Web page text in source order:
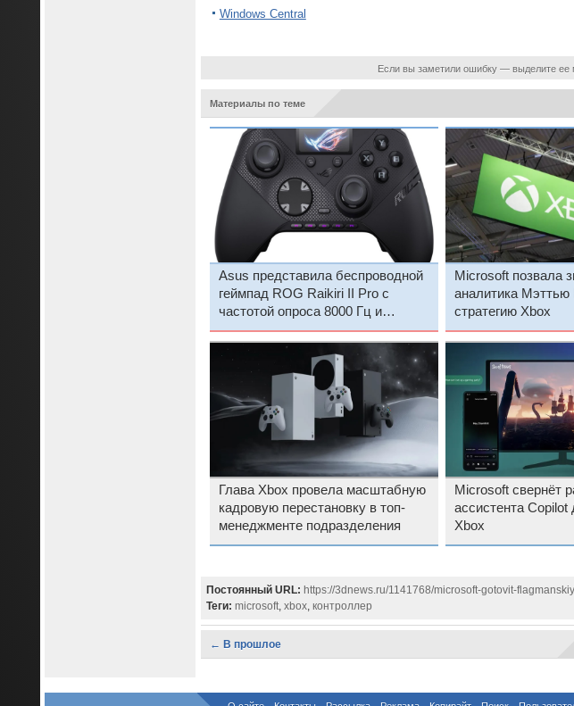
Windows Central
Если вы заметили ошибку — выделите
Материалы по теме
Asus представила беспроводной
геймпад ROG Raikiri II Pro с
частотой опроса 8000 Гц и
широкими возможностями
кастомизации
Microsoft позвала
аналитика Мэттью
стратегию Xbox
Глава Xbox провела масштабную
кадровую перестановку в топ-
менеджменте подразделения
Microsoft свернёт
ассистента Copilot
Xbox
Постоянный URL: https://3dnews.ru/1141768/microsoft-gotovit-
Теги: microsoft, xbox, контроллер
← В прошлое